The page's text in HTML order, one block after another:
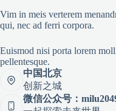
Vim in meis verterem
qui, nec ad ferri corpora.
Euismod nisi porta lorem
pellentesque.
中国北京
创新之城
微信公众号：